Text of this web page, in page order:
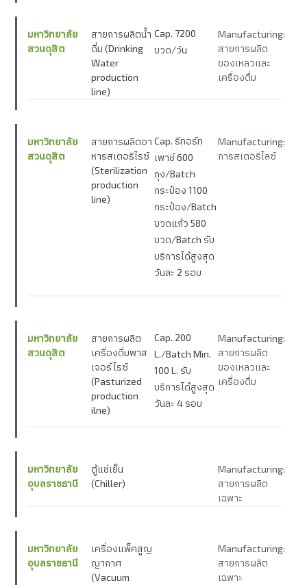
มหาวิทยาลัย
สวนดุสิต
สายการผลิตน้ำ
ดื่ม (Drinking
Water
production
line)
Cap. 7200
ขวด/วัน
Manufacturing:
สายการผลิต
ของเหลวและ
เครื่องดื่ม
มหาวิทยาลัย
สวนดุสิต
สายการผลิตอา
หารสเตอริไรซ์
(Sterilization
production
line)
Cap. รีทอร์ท
เพาช์ 600
ถุง/Batch
กระป๋อง 1100
กระป๋อง/Batch
ขวดแก้ว 580
ขวด/Batch รับ
บริการได้สูงสุด
วันละ 2 รอบ
Manufacturing:
การสเตอริไลซ์
มหาวิทยาลัย
สวนดุสิต
สายการผลิต
เครื่องดื่มพาส
เจอร์ไรซ์
(Pasturized
production
ilne)
Cap. 200
L./Batch Min.
100 L. รับ
บริการได้สูงสุด
วันละ 4 รอบ
Manufacturing:
สายการผลิต
ของเหลวและ
เครื่องดื่ม
มหาวิทยาลัย
อุบลราชธานี
ตู้แช่เย็น
(Chiller)
Manufacturing:
สายการผลิต
เฉพาะ
มหาวิทยาลัย
อุบลราชธานี
เครื่องแพ็คสูญ
ญากาศ
(Vacuum
Manufacturing:
สายการผลิต
เฉพาะ